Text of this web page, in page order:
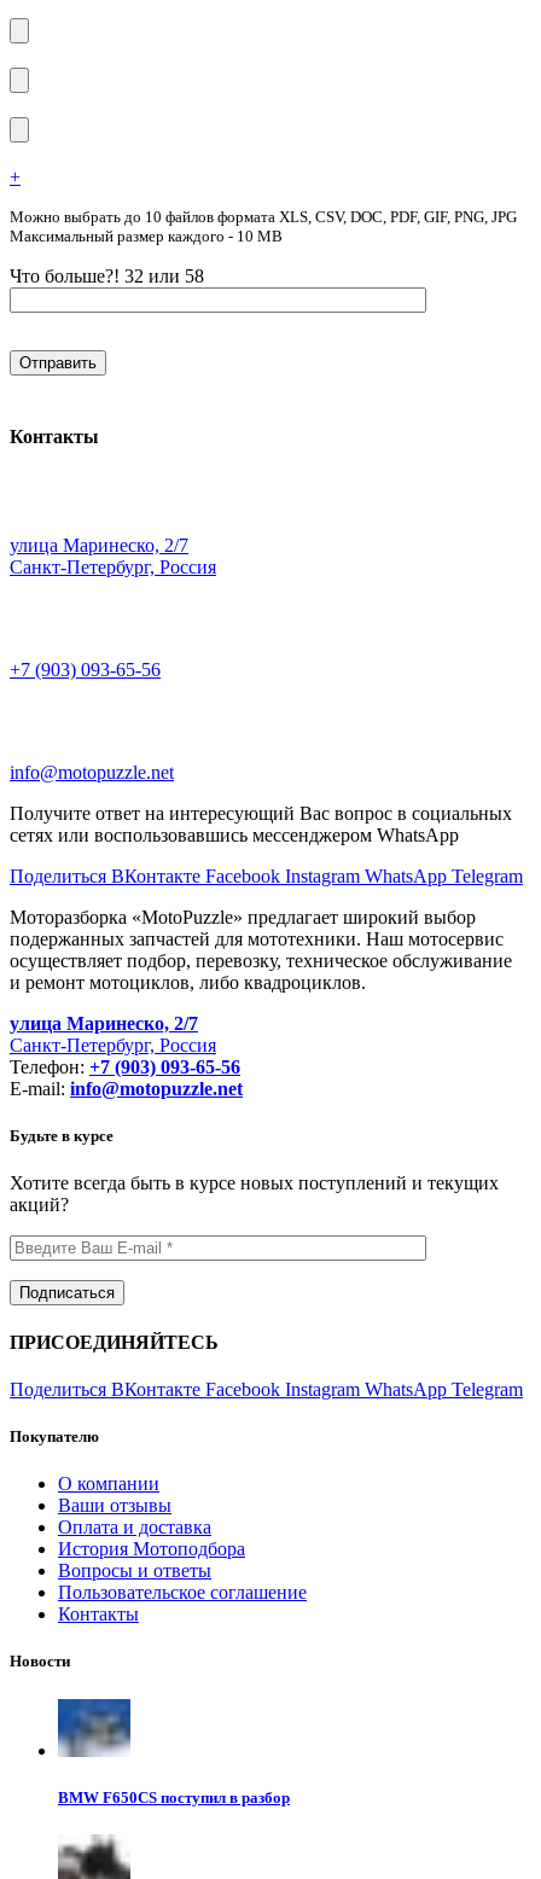
+
Можно выбрать до 10 файлов формата XLS, CSV, DOC, PDF, GIF, PNG, JPG
Максимальный размер каждого - 10 MB
Что больше?! 32 или 58
Контакты
улица Маринеско, 2/7
Санкт-Петербург, Россия
+7 (903) 093-65-56
info@motopuzzle.net
Получите ответ на интересующий Вас вопрос в социальных
сетях или воспользовавшись мессенджером WhatsApp
Поделиться ВКонтакте Facebook Instagram WhatsApp Telegram
Моторазборка «MotoPuzzle» предлагает широкий выбор
подержанных запчастей для мототехники. Наш мотосервис
осуществляет подбор, перевозку, техническое обслуживание
и ремонт мотоциклов, либо квадроциклов.
улица Маринеско, 2/7
Санкт-Петербург, Россия
Телефон: +7 (903) 093-65-56
E-mail: info@motopuzzle.net
Будьте в курсе
Хотите всегда быть в курсе новых поступлений и текущих
акций?
ПРИСОЕДИНЯЙТЕСЬ
Поделиться ВКонтакте Facebook Instagram WhatsApp Telegram
Покупателю
О компании
Ваши отзывы
Оплата и доставка
История Мотоподбора
Вопросы и ответы
Пользовательское соглашение
Контакты
Новости
BMW F650CS поступил в разбор